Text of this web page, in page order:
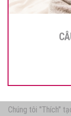
Chúng tôi "Thích"